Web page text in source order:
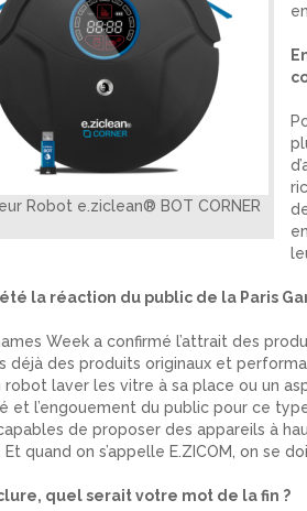
Robot e.ziclean® BOT CORNER
la réaction du public de la Paris
Week a confirmé l’attrait des
déjà des produits originaux et
robot laver les vitre à sa place ou un
et l’engouement du public pour ce
de proposer des appareils à
quand on s’appelle E.ZICOM, on se
quel serait votre mot de la fin ?